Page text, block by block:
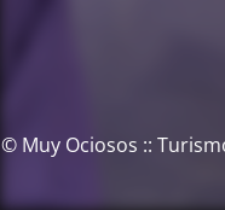
© Muy Ociosos ::